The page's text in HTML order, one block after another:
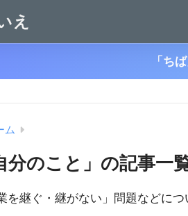
え
「ち
ム
分のこと」の記事一
を継ぐ・継がない」問題などに